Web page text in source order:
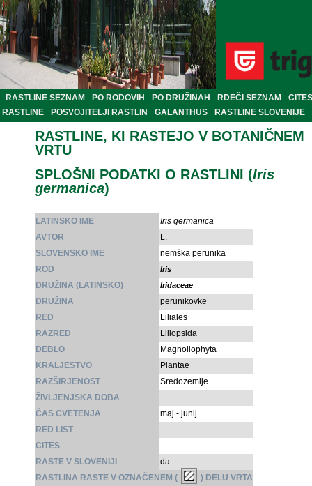
RASTLINE SEZNAM PO RODOVIH PO DRUŽINAH RDEČI SEZNAM
CITES
RASTLINE
POSVOJITELJI RASTLIN GALANTHUS RASTLINE SLOVENIJE
RASTLINE, KI RASTEJO V BOTANIČNEM
VRTU
SPLOŠNI PODATKI O RASTLINI (Iris
germanica)
LATINSKO IME
Iris germanica
AVTOR
L.
SLOVENSKO IME
nemška perunika
ROD
Iris
DRUŽINA (LATINSKO) Iridaceae
DRUŽINA
perunikovke
RED
Liliales
RAZRED
Liliopsida
DEBLO
Magnoliophyta
KRALJESTVO
Plantae
RAZŠIRJENOST
Sredozemlje
ŽIVLJENJSKA DOBA
ČAS CVETENJA
maj - junij
RED LIST
CITES
RASTE V SLOVENIJI
da
RASTLINA RASTE V OZNAČENEM (
) DELU VRTA